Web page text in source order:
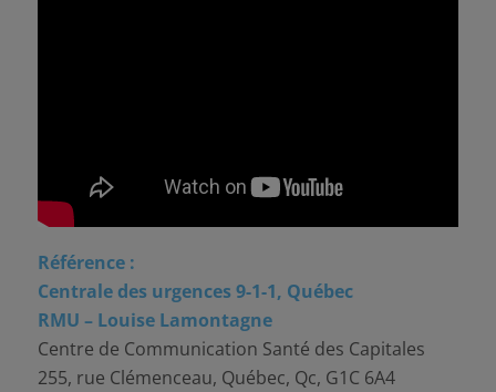
Référence :
Centrale des urgences 9-1-1, Québec
RMU – Louise Lamontagne
Centre de Communication Santé des Capitales
255, rue Clémenceau, Québec, Qc, G1C 6A4